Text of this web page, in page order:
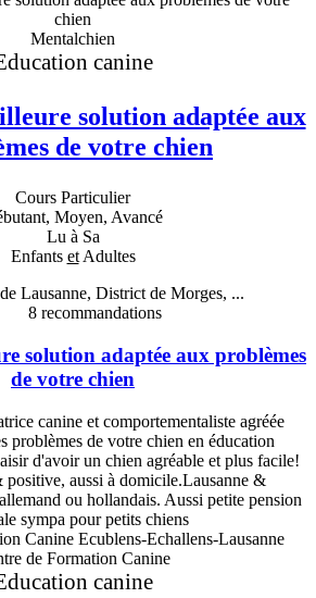
Mentalchien
canine
solution adaptée aux
de votre chien
Cours Particulier
Moyen, Avancé
Lu à Sa
Enfants etAdultes
Lausanne, District de Morges, ...
8recommandations
solution adaptée aux problèmes
de votre chien
canine et comportementaliste agréée
problèmes de votre chien en éducation
d'avoir un chien agréable et plus facile!
positive, aussi à domicile.Lausanne &
ou hollandais. Aussi petite pension
sympa pour petits chiens
de Formation Canine
canine